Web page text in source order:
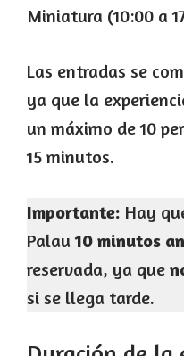
Miniatura (10:00 a
Las entradas se
ya que la
un máximo de 10
15 minutos.
Importante: Hay
Palau10 minutos
reservada, ya que
si se llega tarde.